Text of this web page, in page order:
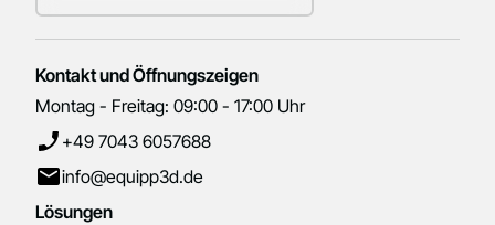
Kontakt und Öffnungszeigen
Montag - Freitag: 09:00 - 17:00 Uhr
+49 7043 6057688
info@equipp3d.de
Lösungen